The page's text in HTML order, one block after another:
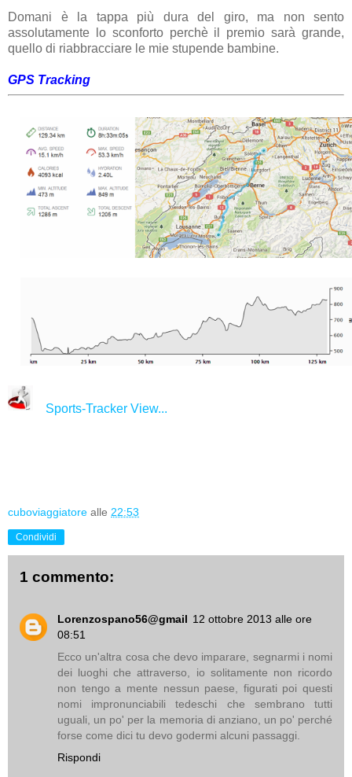
Domani è la tappa più dura del giro, ma non sento
assolutamente lo sconforto perchè il premio sarà grande,
quello di riabbracciare le mie stupende bambine.
GPS Tracking
Sports-Tracker View...
cuboviaggiatore alle 22:53
Condividi
1 commento:
Lorenzospano56@gmail 12 ottobre 2013 alle ore
08:51
Ecco un'altra cosa che devo imparare, segnarmi i nomi
dei luoghi che attraverso, io solitamente non ricordo
non tengo a mente nessun paese, figurati poi questi
nomi impronunciabili tedeschi che sembrano tutti
uguali, un po' per la memoria di anziano, un po' perché
forse come dici tu devo godermi alcuni passaggi.
Rispondi